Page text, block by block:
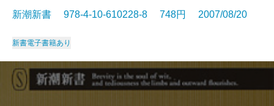
新潮新書 978-4-10-610228-8 748円 2007/08/20
新書電子書籍あり